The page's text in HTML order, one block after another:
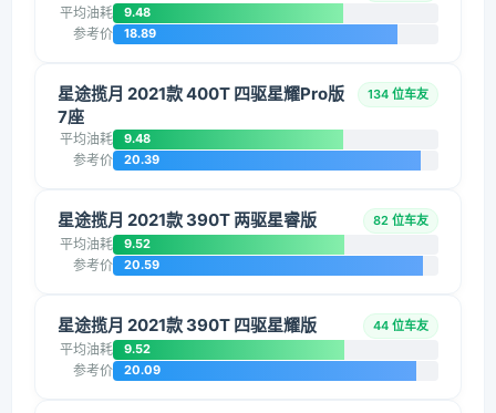
平均油耗 9.48
参考价 18.89
星途揽月 2021款 400T 四驱星耀Pro版
7座
134 位车友
平均油耗 9.48
参考价 20.39
星途揽月 2021款 390T 两驱星睿版 82 位车友
平均油耗 9.52
参考价 20.59
星途揽月 2021款 390T 四驱星耀版 44 位车友
平均油耗 9.52
参考价 20.09